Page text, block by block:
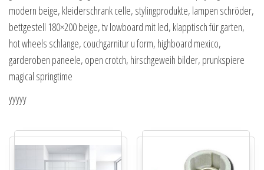
modern beige, kleiderschrank celle, stylingprodukte, lampen schröder,
bettgestell 180×200 beige, tv lowboard mit led, klapptisch für garten,
hot wheels schlange, couchgarnitur u form, highboard mexico,
garderoben paneele, open crotch, hirschgeweih bilder, prunkspiere
magical springtime
yyyyy